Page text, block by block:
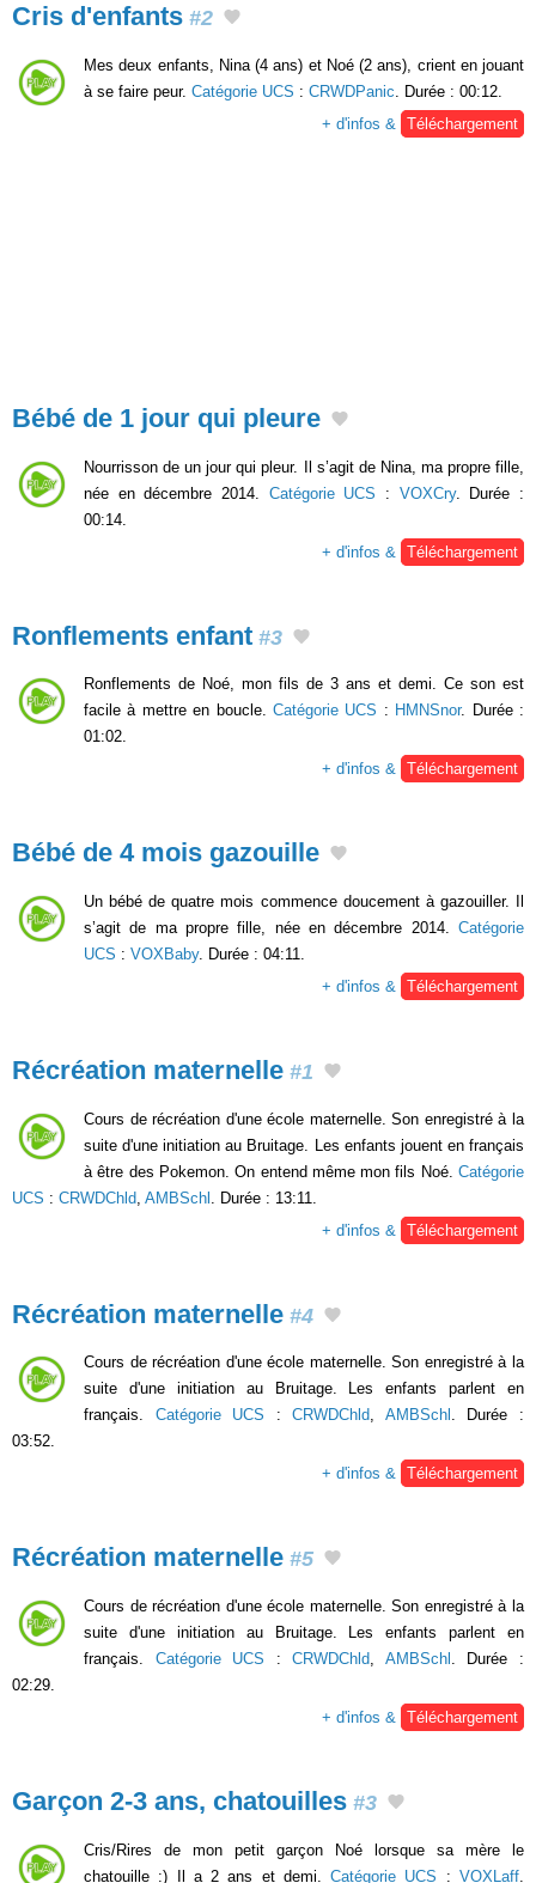
Cris d'enfants #2
Mes deux enfants, Nina (4 ans) et Noé (2 ans), crient en jouant
à se faire peur. Catégorie UCS : CRWDPanic. Durée : 00:12.
+ d'infos & Téléchargement
Bébé de 1 jour qui pleure
Nourrisson de un jour qui pleur. Il s’agit de Nina, ma propre fille,
née en décembre 2014. Catégorie UCS : VOXCry. Durée :
00:14.
+ d'infos &
Téléchargement
Ronflements enfant #3
Ronflements de Noé, mon fils de 3 ans et demi. Ce son est
facile à mettre en boucle. Catégorie UCS : HMNSnor. Durée :
01:02.
+ d'infos & Téléchargement
Bébé de 4 mois gazouille
Un bébé de quatre mois commence doucement à gazouiller. Il
s’agit de ma propre fille, née en décembre 2014. Catégorie
UCS : VOXBaby. Durée : 04:11.
+ d'infos & Téléchargement
Récréation maternelle #1
Cours de récréation d'une école maternelle. Son enregistré à la
suite d'une initiation au Bruitage. Les enfants jouent en français
à être des Pokemon. On entend même mon fils Noé. Catégorie
UCS : CRWDChld AMBSchl
. Durée : 13:11.
+ d'infos &
Téléchargement
Récréation maternelle #4
Cours de récréation d'une école maternelle. Son enregistré à la
suite d'une initiation au Bruitage. Les enfants parlent en
français. Catégorie UCS :CRWDChld, AMBSchl . Durée :
03:52.
+ d'infos & Téléchargement
Récréation maternelle #5
Cours de récréation d'une école maternelle. Son enregistré à la
suite d'une initiation au Bruitage. Les enfants parlent en
français. Catégorie UCS :CRWDChld, AMBSchl . Durée :
02:29.
+ d'infos & Téléchargement
Garçon 2-3 ans, chatouilles #3
Cris/Rires de mon petit garçon Noé lorsque sa mère le
chatouille :) Il a 2 ans et demi.Catégorie UCS :VOXLaff